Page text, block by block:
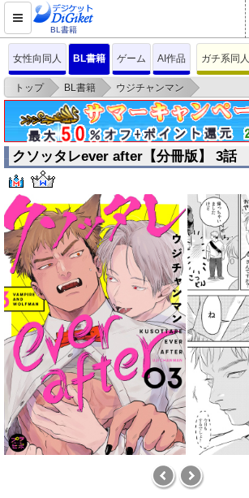
BL書籍
女性向同人 BL書籍 ゲーム AI作品 ガチ系同人
トップ > BL書籍 > ウジチャンマン
>
クソッタレever after【分冊版】 3話
クソッタレever after【分冊版】 3話